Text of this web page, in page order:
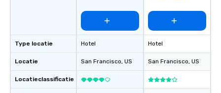
Type locatie
Locatie
Locatieclassificatie
Hotel
San Francisco, US
Hotel
San Francisco, US